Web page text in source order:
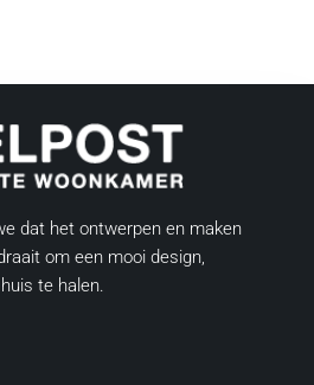
dat het ontwerpen en maken
om een mooi design,
te halen.